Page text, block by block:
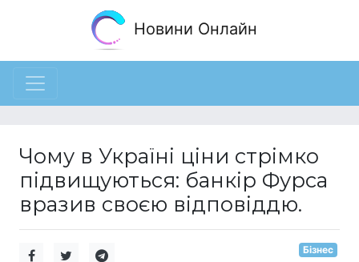
Новини Онлайн
Чому в Україні ціни стрімко
підвищуються: банкір Фурса
вразив своєю відповіддю.
Бізнес